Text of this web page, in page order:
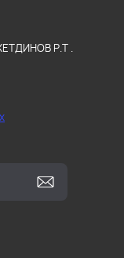
Р.Т .